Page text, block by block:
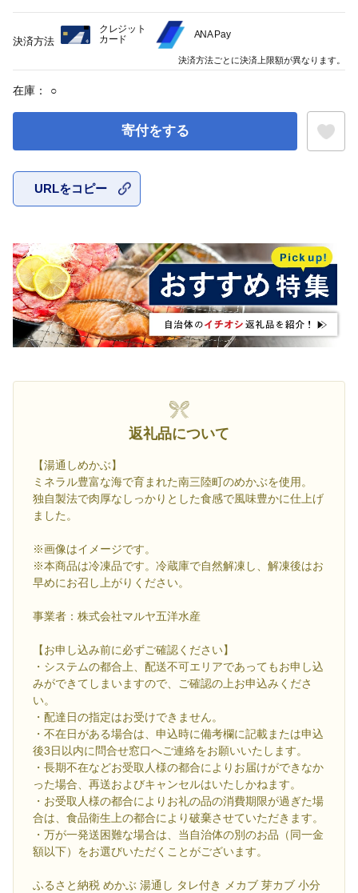
在庫： ○
寄付をする
URLをコピー
返礼品について
【湯通しめかぶ】
ミネラル豊富な海で育まれた南三陸町のめかぶを使用。
独自製法で肉厚なしっかりとした食感で風味豊かに仕上げ
ました。
※画像はイメージです。
※本商品は冷凍品です。冷蔵庫で自然解凍し、解凍後はお
早めにお召し上がりください。
事業者：株式会社マルヤ五洋水産
【お申し込み前に必ずご確認ください】
・システムの都合上、配送不可エリアであってもお申し込
みができてしまいますので、ご確認の上お申込みくださ
い。
・配達日の指定はお受けできません。
・不在日がある場合は、申込時に備考欄に記載または申込
後3日以内に問合せ窓口へご連絡をお願いいたします。
・長期不在などお受取人様の都合によりお届けができなか
った場合、再送およびキャンセルはいたしかねます。
・お受取人様の都合によりお礼の品の消費期限が過ぎた場
合は、食品衛生上の都合により破棄させていただきます。
・万が一発送困難な場合は、当自治体の別のお品（同一金
額以下）をお選びいただくことがございます。
ふるさと納税 めかぶ 湯通し タレ付き メカブ 芽カブ 小分
決済方法
クレジット
カード
ANA Pay
決済方法ごとに決済上限額が異なります。